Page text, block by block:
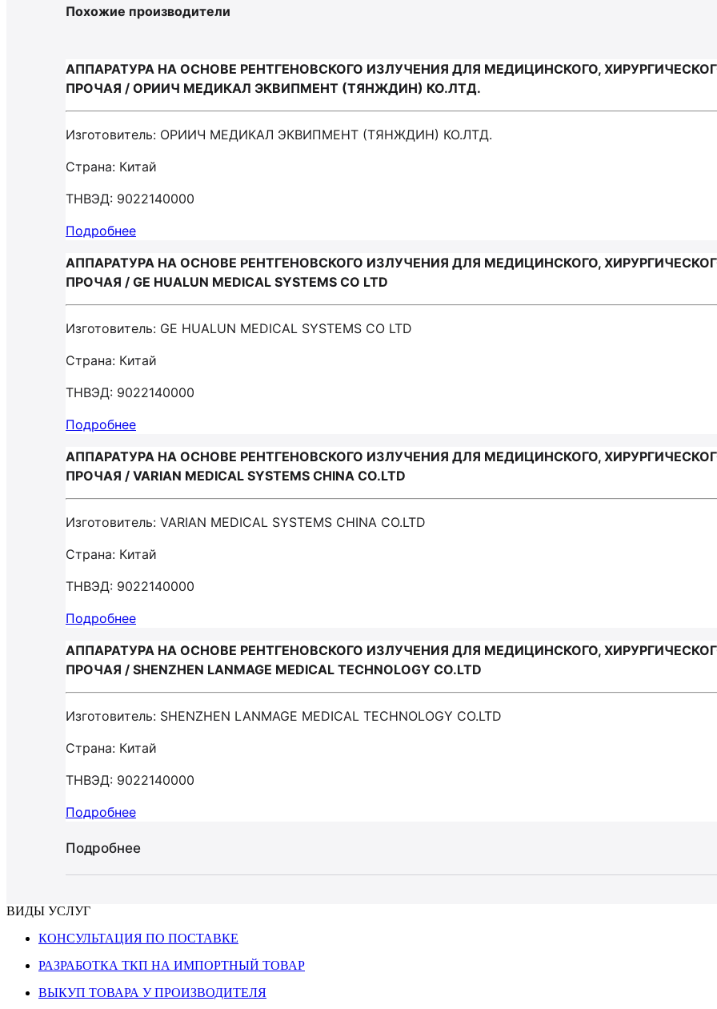
Похожие производители
АППАРАТУРА НА ОСНОВЕ РЕНТГЕНОВСКОГО ИЗЛУЧЕНИЯ ДЛЯ МЕДИЦИНСКОГО,
ПРОЧАЯ / ОРИИЧ МЕДИКАЛ ЭКВИПМЕНТ (ТЯНЖДИН) КО.ЛТД.
Изготовитель: ОРИИЧ МЕДИКАЛ ЭКВИПМЕНТ (ТЯНЖДИН) КО.ЛТД.
Страна: Китай
ТНВЭД: 9022140000
Подробнее
АППАРАТУРА НА ОСНОВЕ РЕНТГЕНОВСКОГО ИЗЛУЧЕНИЯ ДЛЯ МЕДИЦИНСКОГО,
ПРОЧАЯ / GE HUALUN MEDICAL SYSTEMS CO LTD
Изготовитель: GE HUALUN MEDICAL SYSTEMS CO LTD
Страна: Китай
ТНВЭД: 9022140000
Подробнее
АППАРАТУРА НА ОСНОВЕ РЕНТГЕНОВСКОГО ИЗЛУЧЕНИЯ ДЛЯ МЕДИЦИНСКОГО,
ПРОЧАЯ / VARIAN MEDICAL SYSTEMS CHINA CO.LTD
Изготовитель: VARIAN MEDICAL SYSTEMS CHINA CO.LTD
Страна: Китай
ТНВЭД: 9022140000
Подробнее
АППАРАТУРА НА ОСНОВЕ РЕНТГЕНОВСКОГО ИЗЛУЧЕНИЯ ДЛЯ МЕДИЦИНСКОГО,
ПРОЧАЯ / SHENZHEN LANMAGE MEDICAL TECHNOLOGY CO.LTD
Изготовитель: SHENZHEN LANMAGE MEDICAL TECHNOLOGY CO.LTD
Страна: Китай
ТНВЭД: 9022140000
Подробнее
Подробнее
ВИДЫ УСЛУГ
КОНСУЛЬТАЦИЯ ПО ПОСТАВКЕ
РАЗРАБОТКА ТКП НА ИМПОРТНЫЙ ТОВАР
ВЫКУП ТОВАРА У ПРОИЗВОДИТЕЛЯ